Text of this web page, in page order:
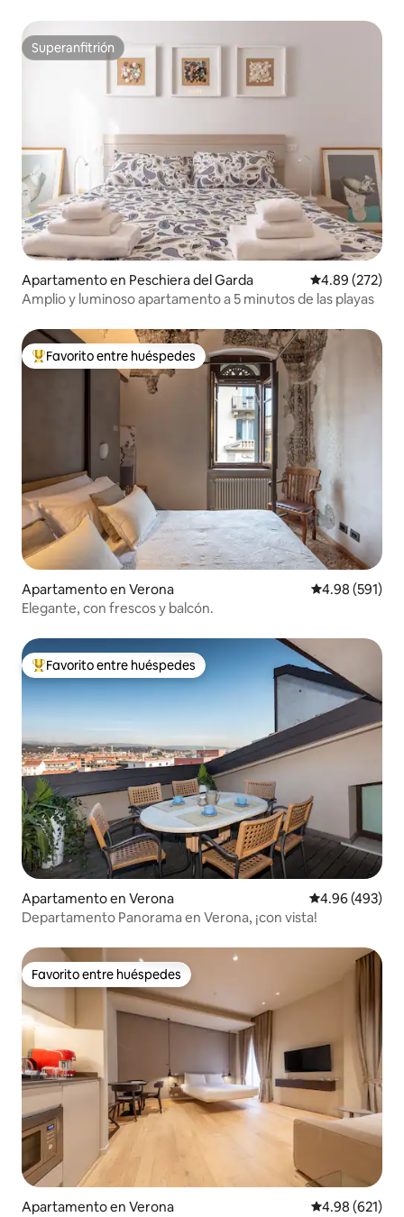
Superanfitrión
Superanfitrión
Apartamento en Peschiera del Garda Calificación
4.89 (272)
Amplio y luminoso apartamento a 5 minutos de las playas
Favorito entre huéspedes preferido
Favorito entre huéspedes
Apartamento en Verona Calificación
4.98 (591)
Elegante, con frescos y balcón.
Favorito entre huéspedes preferido
Favorito entre huéspedes
Apartamento en Verona Calificación
4.96 (493)
Departamento Panorama en Verona, ¡con vista!
Favorito entre huéspedes
Favorito entre huéspedes
Apartamento en Verona Calificación
4.98 (621)